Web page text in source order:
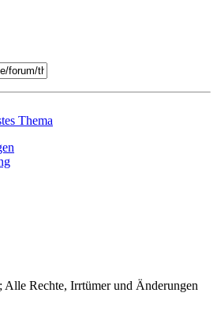
Thema
Rechte, Irrtümer und Änderungen